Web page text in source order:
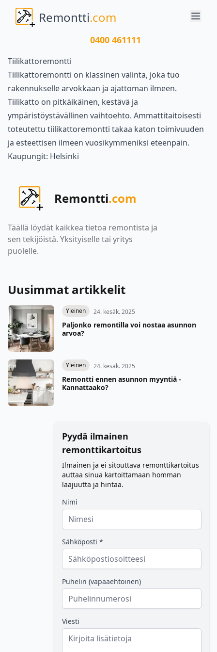
Remontti.com
0400 461111
Tiilikattoremontti
Tiilikattoremontti on klassinen valinta, joka tuo
rakennukselle arvokkaan ja ajattoman ilmeen.
Tiilikatto on pitkäikäinen, kestävä ja
ympäristöystävällinen vaihtoehto. Ammattitaitoisesti
toteutettu tiilikattoremontti takaa katon toimivuuden
ja esteettisen ilmeen vuosikymmeniksi eteenpäin.
Kaupungit: Helsinki
Remontti.com
Täällä löydät kaikkea tietoa remontista ja
sen tekijöistä. Yksityiselle tai yritys
puolelle.
Uusimmat artikkelit
Yleinen 24. kesäk. 2025
Paljonko remontilla voi nostaa asunnon
arvoa?
Yleinen 24. kesäk. 2025
Remontti ennen asunnon myyntiä -
Kannattaako?
Pyydä ilmainen
remonttikartoitus
Ilmainen ja ei sitouttava remonttikartoitus
auttaa sinua kartoittamaan homman
laajuutta ja hintaa.
Nimi
Sähköposti *
Puhelin (vapaaehtoinen)
Viesti